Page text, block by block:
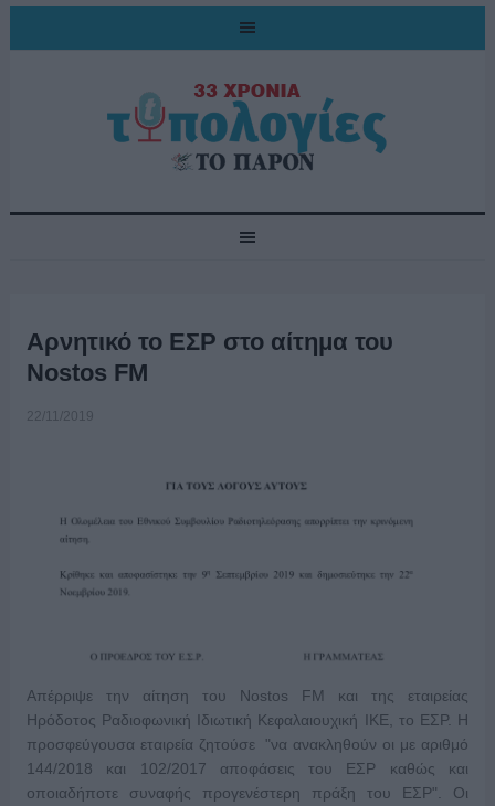
Αρνητικό το ΕΣΡ στο αίτημα του
Nostos FM
22/11/2019
Απέρριψε την αίτηση του Nostos FM και της εταιρείας
Ηρόδοτος Ραδιοφωνική Ιδιωτική Κεφαλαιουχική ΙΚΕ, το ΕΣΡ. Η
προσφεύγουσα εταιρεία ζητούσε "να ανακληθούν οι με αριθμό
144/2018 και 102/2017 αποφάσεις του ΕΣΡ καθώς και
οποιαδήποτε συναφής προγενέστερη πράξη του ΕΣΡ". Οι